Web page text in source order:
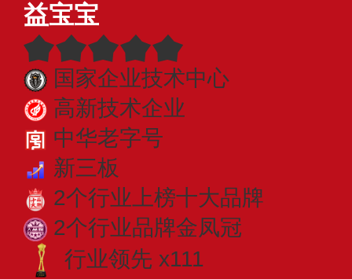
益宝宝
国家企业技术中心
高新技术企业
中华老字号
新三板
2个行业上榜十大品牌
2个行业品牌金凤冠
行业领先 x111